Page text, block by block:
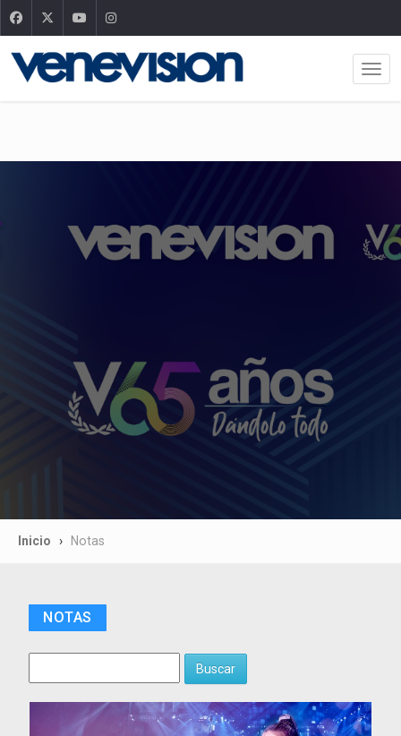
Inicio Notas
NOTAS
Buscar